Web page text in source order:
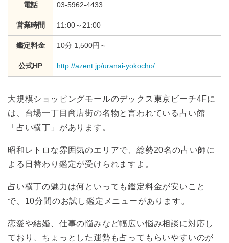
電話 03-5962-4433
営業時間 11:00～21:00
鑑定料金 10分 1,500円～
公式HP http://azent.jp/uranai-yokocho/
大規模ショッピングモールのデックス東京ビーチ4Fに
は、台場一丁目商店街の名物と言われている占い館
「占い横丁」があります。
昭和レトロな雰囲気のエリアで、総勢20名の占い師に
よる日替わり鑑定が受けられますよ。
占い横丁の魅力は何といっても鑑定料金が安いこと
で、10分間のお試し鑑定メニューがあります。
恋愛や結婚、仕事の悩みなど幅広い悩み相談に対応し
ており、ちょっとした運勢も占ってもらいやすいのが